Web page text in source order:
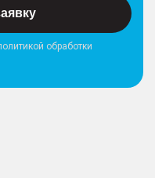
обработки